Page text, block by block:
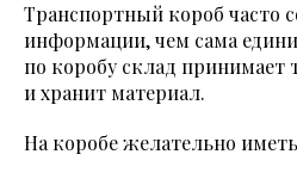
Транспортный короб часто
информации, чем сама
по коробу склад принимает
и хранит материал.
На коробе желательно